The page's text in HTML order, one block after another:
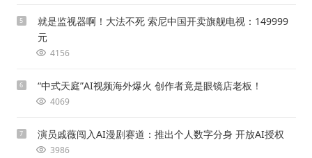
5
就是监视器啊！大法不死 索尼中国开卖旗舰电视：149999
元
4156
6 “中式天庭”AI视频海外爆火 创作者竟是眼镜店老板！
4069
7 演员戚薇闯入AI漫剧赛道：推出个人数字分身 开放AI授权
3986